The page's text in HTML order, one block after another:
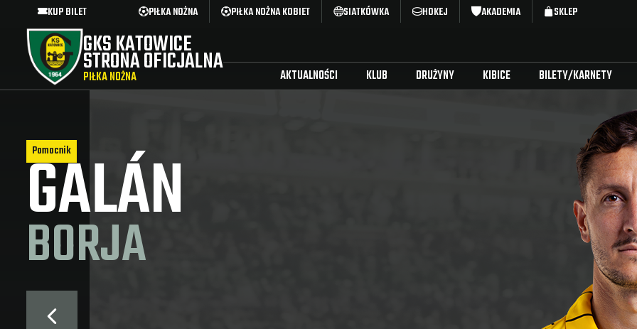
KUP BILET PIŁKA NOŻNA PIŁKA NOŻNA KOBIET SIATKÓWKA HOKEJ AKADEMIA SKLEP
GKS KATOWICE
STRONA OFICJALNA
PIŁKA NOŻNA AKTUALNOŚCI KLUB DRUŻYNY KIBICE BILETY/KARNETY
Pomocnik
GALÁN
BORJA